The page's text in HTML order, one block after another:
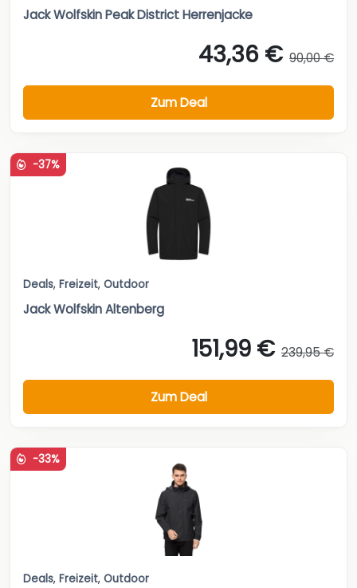
Jack Wolfskin Peak District Herrenjacke
43,36 € 90,00 €
Zum Deal
-37%
Deals, Freizeit, Outdoor
Jack Wolfskin Altenberg
151,99 € 239,95 €
Zum Deal
-33%
Deals, Freizeit, Outdoor